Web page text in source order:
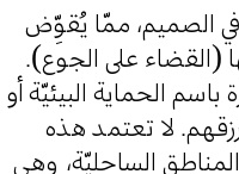
في الصميم، ممّا يُقوِّض
(القضاء على الجوع).
الحماية البيئيّة أو
لا تعتمد هذه
الساحليّة، وهي